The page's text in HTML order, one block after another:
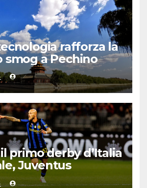
rafforza la
smog a Pechino
primo derby d’Italia
Juventus
1